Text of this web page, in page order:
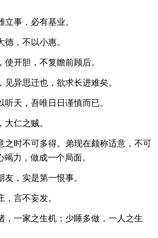
立事，必有基业。
德，不以小惠。
使开胆，不复瞻前顾后。
见异思迁也，欲求长进难矣。
听天，吾唯日日谨慎而已。
大仁之贼。
之时不可多得。弟现在颇称适意，不可
力，做成一个局面。
友，实是第一恨事。
，言不妄发。
，一家之生机；少睡多做，一人之生